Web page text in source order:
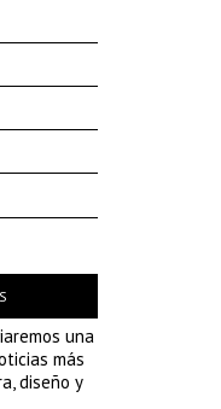
una
más
diseño y